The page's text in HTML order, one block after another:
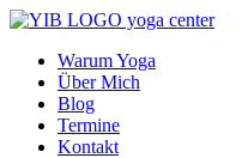
Warum Yoga
Über Mich
Blog
Termine
Kontakt